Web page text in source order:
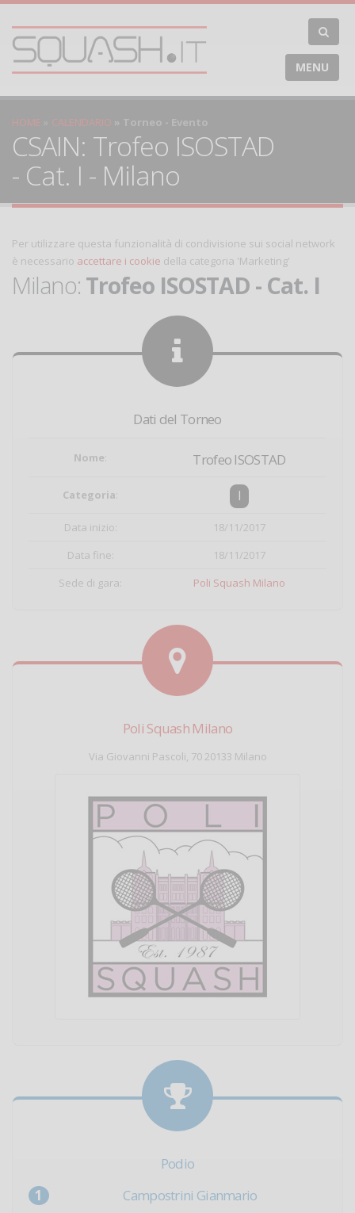
MENU
HOME CALENDARIO Torneo - Evento
CSAIN: Trofeo ISOSTAD
- Cat. I - Milano
Per utilizzare questa funzionalità di condivisione sui social network
è necessario accettare i cookie della categoria 'Marketing'
Milano: Trofeo ISOSTAD - Cat. I
Dati del Torneo
Nome: Trofeo ISOSTAD
Categoria: I
Data inizio:
18/11/2017
Data fine:
18/11/2017
Sede di gara:
Poli Squash Milano
Poli Squash Milano
Via Giovanni Pascoli, 70 20133 Milano
Podio
Campostrini Gianmario